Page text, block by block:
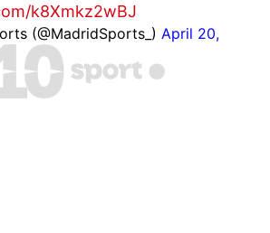
k8Xmkz2wBJ
(@MadridSports_) April 20,